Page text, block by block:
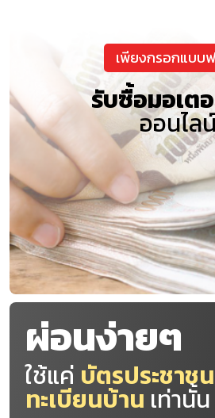
เพียงกรอกแบบ
รับซื้อมอเต
ออนไล
ผ่อนง่ายๆ
ใช้แค่ บัตรประชาชน
ทะเบียนบ้าน เท่านั้น